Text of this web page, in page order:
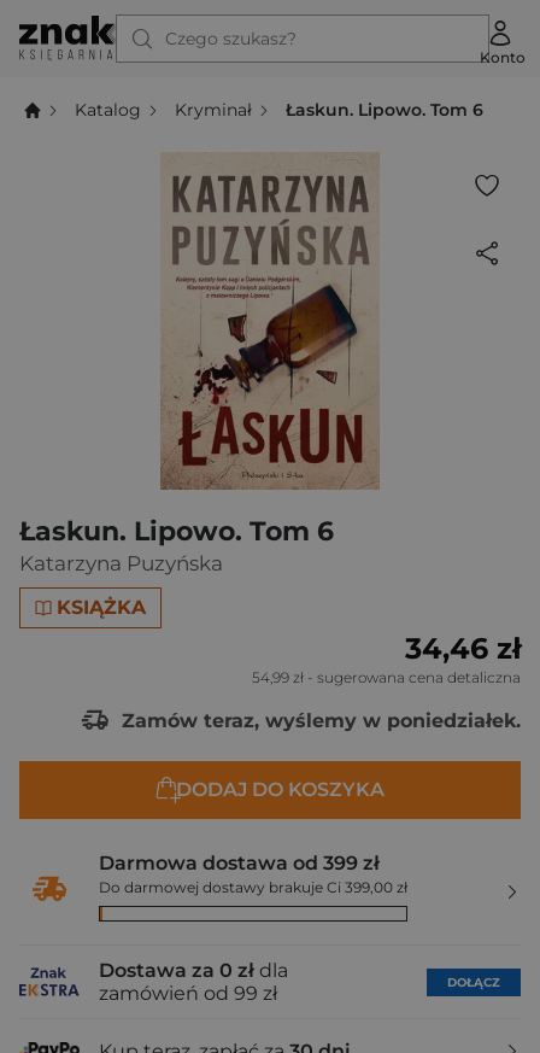
Czego szukasz?
Konto
Katalog Kryminał Łaskun. Lipowo. Tom 6
Łaskun. Lipowo. Tom 6
Katarzyna Puzyńska
KSIĄŻKA
34,46 zł
54,99 zł - sugerowana cena detaliczna
Zamów teraz, wyślemy w poniedziałek.
DODAJ DO KOSZYKA
Darmowa dostawa od 399 zł
Do darmowej dostawy brakuje Ci 399,00 zł
Dostawa za 0 zł dla
zamówień od 99 zł
DOŁĄCZ